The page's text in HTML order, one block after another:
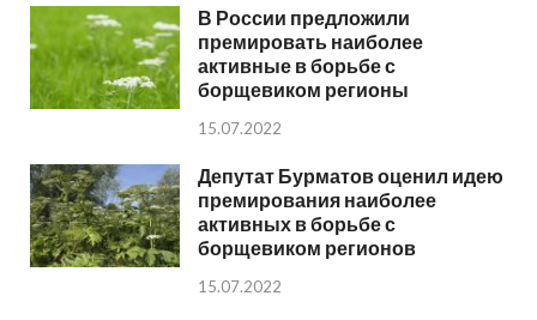
В России предложили
премировать наиболее
активные в борьбе с
борщевиком регионы
15.07.2022
Депутат Бурматов оценил идею
премирования наиболее
активных в борьбе с
борщевиком регионов
15.07.2022